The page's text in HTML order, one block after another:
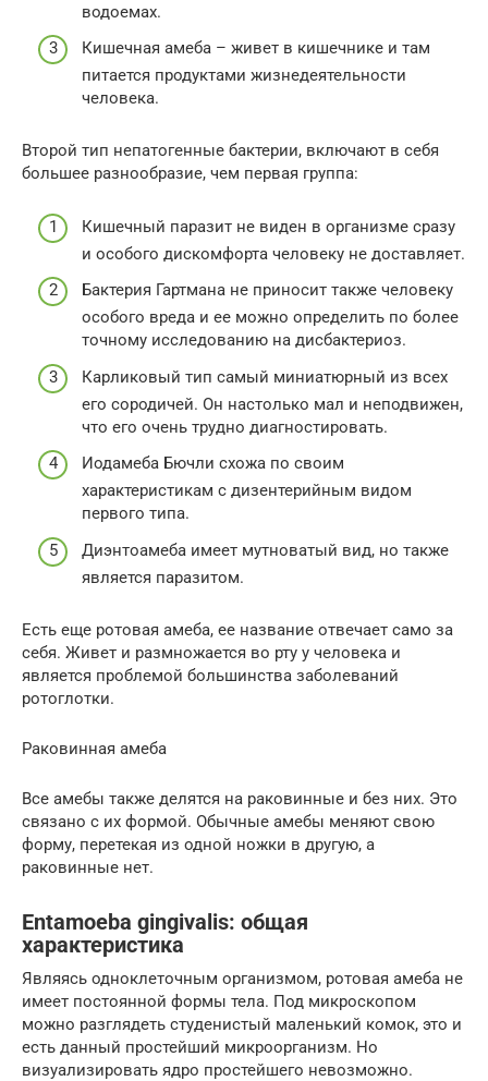
водоемах.
Кишечная амеба – живет в кишечнике и там
питается продуктами жизнедеятельности
человека.
Второй тип непатогенные бактерии, включают в себя
большее разнообразие, чем первая группа:
Кишечный паразит не виден в организме сразу
и особого дискомфорта человеку не доставляет.
Бактерия Гартмана не приносит также человеку
особого вреда и ее можно определить по более
точному исследованию на дисбактериоз.
Карликовый тип самый миниатюрный из всех
его сородичей. Он настолько мал и неподвижен,
что его очень трудно диагностировать.
Иодамеба Бючли схожа по своим
характеристикам с дизентерийным видом
первого типа.
Диэнтоамеба имеет мутноватый вид, но также
является паразитом.
Есть еще ротовая амеба, ее название отвечает само за
себя. Живет и размножается во рту у человека и
является проблемой большинства заболеваний
ротоглотки.
Раковинная амеба
Все амебы также делятся на раковинные и без них. Это
связано с их формой. Обычные амебы меняют свою
форму, перетекая из одной ножки в другую, а
раковинные нет.
Entamoeba gingivalis: общая
характеристика
Являясь одноклеточным организмом, ротовая амеба не
имеет постоянной формы тела. Под микроскопом
можно разглядеть студенистый маленький комок, это и
есть данный простейший микроорганизм. Но
визуализировать ядро простейшего невозможно.